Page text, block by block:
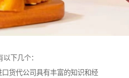
下几个：
货代公司具有丰富的知识和经